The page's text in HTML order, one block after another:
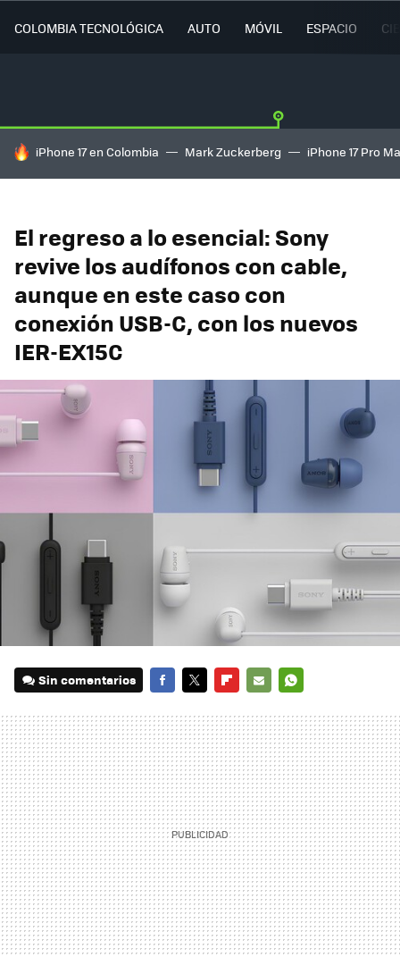
COLOMBIA TECNOLÓGICA AUTO MÓVIL ESPACIO
HOY SE HABLA DE
iPhone 17 en Colombia Mark Zuckerberg iPhone 17 Pro
El regreso a lo esencial: Sony
revive los audífonos con cable,
aunque en este caso con
conexión USB-C, con los nuevos
IER-EX15C
Sin comentarios
MAIL